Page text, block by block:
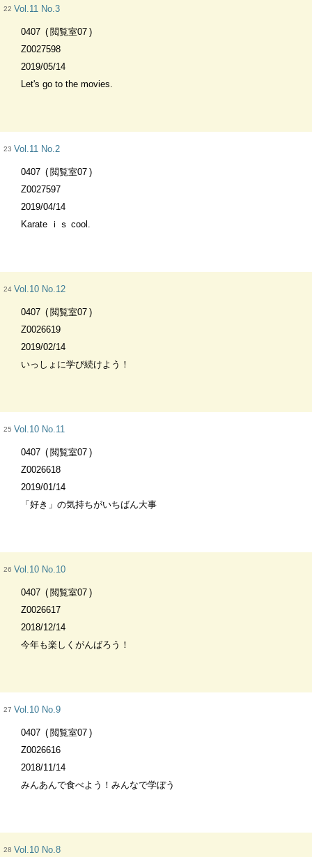
22 Vol.11 No.3
0407
閲覧室07
Z0027598
2019/05/14
Let's go to the movies.
23 Vol.11 No.2
0407
閲覧室07
Z0027597
2019/04/14
Karate ｉｓ cool.
24 Vol.10 No.12
0407
閲覧室07
Z0026619
2019/02/14
いっしょに学び続けよう！
25 Vol.10 No.11
0407
閲覧室07
Z0026618
2019/01/14
「好き」の気持ちがいちばん大事
26 Vol.10 No.10
0407
閲覧室07
Z0026617
2018/12/14
今年も楽しくがんばろう！
27 Vol.10 No.9
0407
閲覧室07
Z0026616
2018/11/14
みんあんで食べよう！みんなで学ぼう
28 Vol.10 No.8